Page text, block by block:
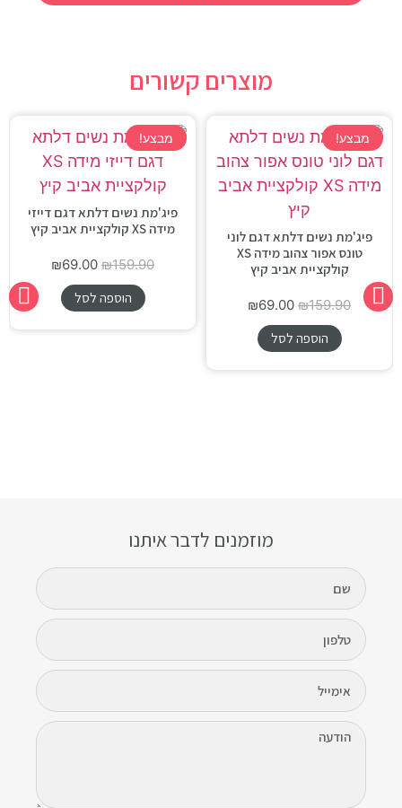
מוצרים קשורים
מבצע!
פיג'מת נשים דלתא דגם לוני
טונס אפור צהוב מידה XS
קולקציית אביב קיץ
₪159.90
₪69.00
הוספה לסל
מבצע!
פיג'מת נשים דלתא דגם דייזי
מידה XS קולקציית אביב קיץ
₪159.90
₪69.00
הוספה לסל
מוזמנים לדבר איתנו